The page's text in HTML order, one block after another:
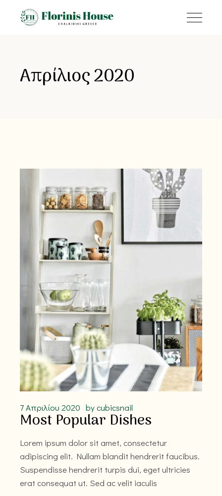
Απρίλιος 2020
7 Απριλίου 2020 bycubicsnail
Most Popular Dishes
Lorem ipsum dolor sit amet, consectetur
adipiscing elit. Nullam blandit hendrerit faucibus.
Suspendisse hendrerit turpis dui, eget ultricies
erat consequat ut. Sed ac velit iaculis